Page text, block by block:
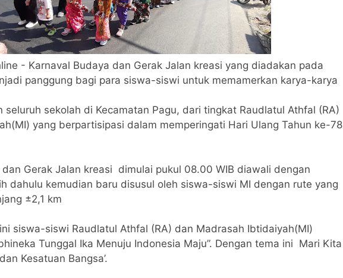
- Karnaval Budaya dan Gerak Jalan kreasi yang diadakan pada
panggung bagi para siswa-siswi untuk memamerkan karya-karya
seluruh sekolah di Kecamatan Pagu, dari tingkat Raudlatul Athfal (RA)
yang berpartisipasi dalam memperingati Hari Ulang Tahun ke-78
Gerak Jalan kreasi dimulai pukul 08.00 WIB diawali dengan
dahulu kemudian baru disusul oleh siswa-siswi MI dengan rute yang
±2,1 km
siswa-siswi Raudlatul Athfal (RA) dan Madrasah Ibtidaiyah(MI)
Tunggal Ika Menuju Indonesia Maju”. Dengan tema ini Mari Kita
Kesatuan Bangsa’.